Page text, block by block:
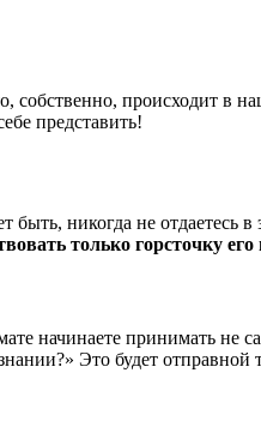
собственно, происходит в
представить!
никогда не отдаетесь
только горсточку его
начинаете принимать
Это будет